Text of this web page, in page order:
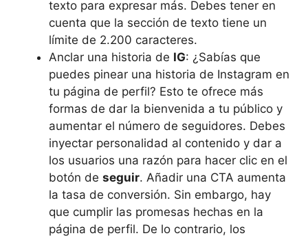
texto para expresar más. Debes tener en
cuenta que la sección de texto tiene un
límite de 2.200 caracteres.
Anclar una historia de IG: ¿Sabías que
puedes pinear una historia de Instagram en
tu página de perfil? Esto te ofrece más
formas de dar la bienvenida a tu público y
aumentar el número de seguidores. Debes
inyectar personalidad al contenido y dar a
los usuarios una razón para hacer clic en el
botón de seguir. Añadir una CTA aumenta
la tasa de conversión. Sin embargo, hay
que cumplir las promesas hechas en la
página de perfil. De lo contrario, los